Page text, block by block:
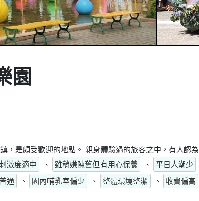
園
，是頗受歡迎的地點。 親身體驗過的旅客之中，有人認為
激度適中 、 雖稍嫌陳舊但有用心保養 、 平日人潮少
通 、 園內哺乳室偏少 、 整體環境整潔 、
收費偏高